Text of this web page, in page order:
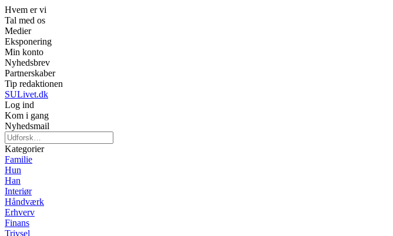
Hvem er vi
Tal med os
Medier
Eksponering
Min konto
Nyhedsbrev
Partnerskaber
Tip redaktionen
SULivet.dk
Log ind
Kom i gang
Nyhedsmail
Kategorier
Familie
Hun
Han
Interiør
Håndværk
Erhverv
Finans
Trivsel